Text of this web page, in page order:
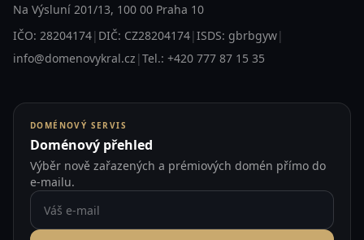
Na Výsluní 201/13, 100 00 Praha 10
IČO: 28204174| DIČ: CZ28204174| ISDS: gbrbgyw|
info@domenovykral.cz | Tel.: +420 777 87 15 35
DOMÉNOVÝ SERVIS
Doménový přehled
Výběr nově zařazených a prémiových domén přímo do
e-mailu.